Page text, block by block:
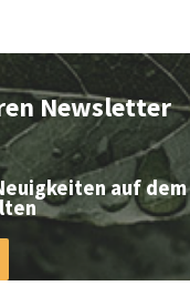
Newsletter
auf dem